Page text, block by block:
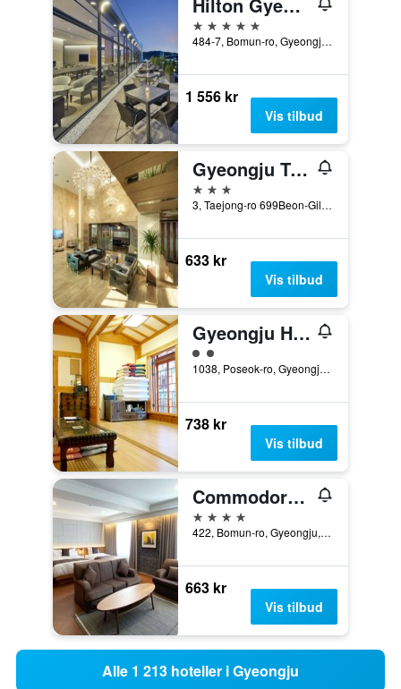
5 stjerner
484-7, Bomun-ro, Gyeongju, Sør-Korea
1 556 kr
Vis tilbud
Gyeongju Tourist Hotel GG
3 stjerner
3, Taejong-ro 699Beon-Gil, Gyeongju, Sør-Korea
633 kr
Vis tilbud
Gyeongju Hwangnamkwan Hanok Hotel
2 kategori vurdering
1038, Poseok-ro, Gyeongju, Sør-Korea
738 kr
Vis tilbud
Commodore Hotel Gyeongju
4 stjerner
422, Bomun-ro, Gyeongju, Sør-Korea
663 kr
Vis tilbud
Alle 1 213 hoteller i Gyeongju